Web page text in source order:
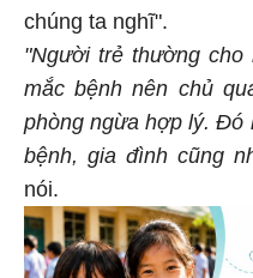
chúng ta nghĩ".
"Người trẻ thường
mắc bệnh nên chủ
phòng ngừa hợp lý. Đó
bệnh, gia đình cũng
nói.